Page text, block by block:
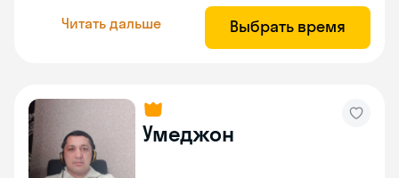
Читать дальше Выбрать время
Умеджон